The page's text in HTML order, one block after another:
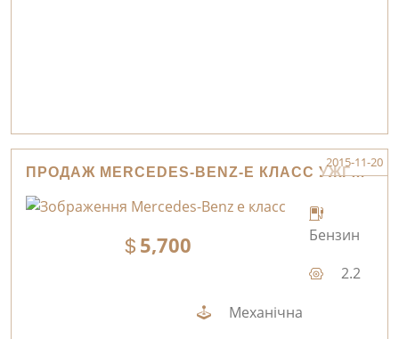
ПРОДАЖ MERCEDES-BENZ-Е КЛАСС УЖГОРОД
2015-11-20
5,700
Бензин
2.2
Механічна